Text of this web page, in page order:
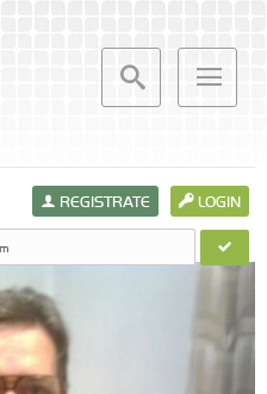
LOGIN
REGISTRATE